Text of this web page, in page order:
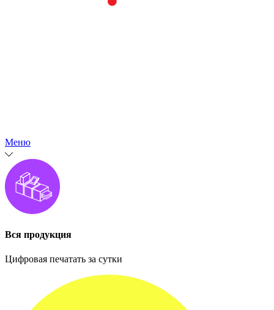
Меню
Вся продукция
Цифровая печатать за сутки